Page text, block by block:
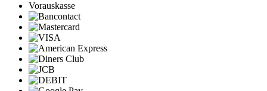
Vorauskasse